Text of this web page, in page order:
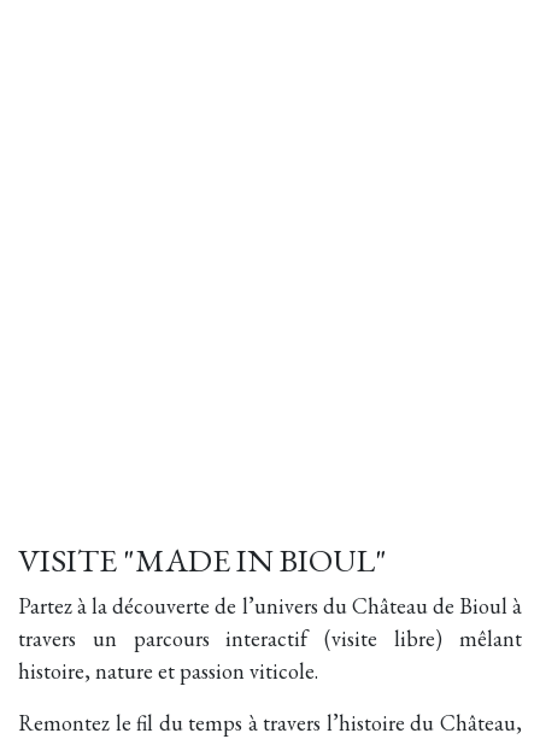
VISITE "MADE IN BIOUL"
Partez à la découverte de l’univers du Château de Bioul à
travers un parcours interactif (visite libre) mêlant
histoire, nature et passion viticole.
Remontez le fil du temps à travers l’histoire du Château,